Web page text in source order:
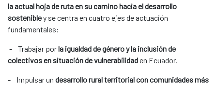
la actual hoja de ruta en su camino hacia el desarrollo
sostenibley se centra en cuatro ejes de actuación
fundamentales:
- Trabajar porla igualdad de género y la inclusión de
colectivos en situación de vulnerabilidaden Ecuador.
- Impulsar un desarrollo rural territorial con comunidades más